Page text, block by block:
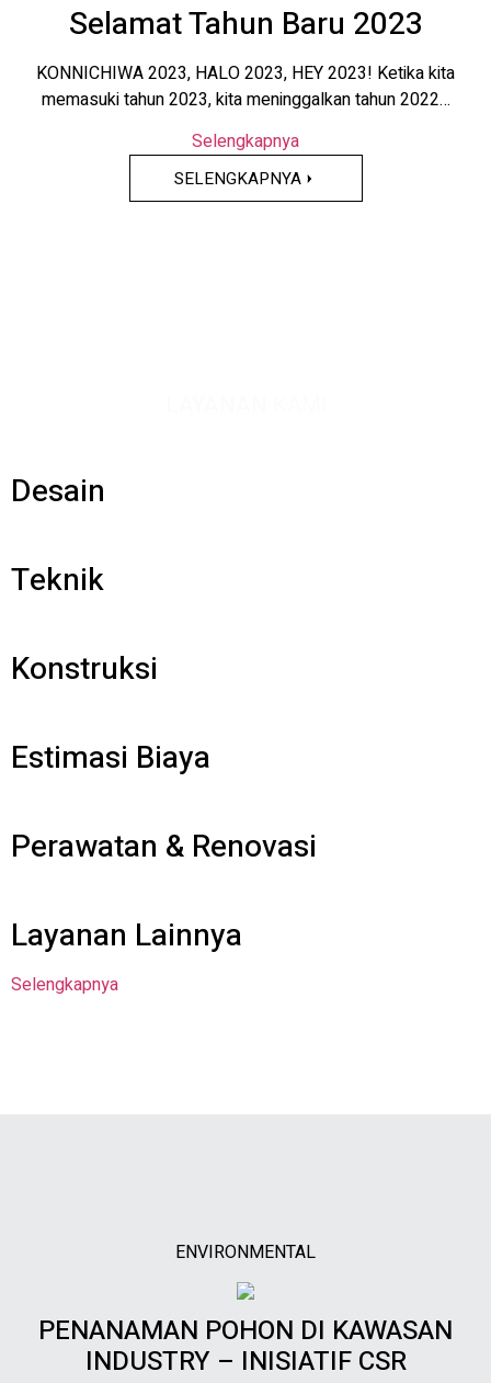
Selamat Tahun Baru 2023
KONNICHIWA 2023, HALO 2023, HEY 2023! Ketika kita
memasuki tahun 2023, kita meninggalkan tahun 2022…
Selengkapnya
SELENGKAPNYA
Desain
Teknik
Konstruksi
Estimasi Biaya
Perawatan & Renovasi
Layanan Lainnya
Selengkapnya
ENVIRONMENTAL
PENANAMAN POHON DI KAWASAN
INDUSTRY – INISIATIF CSR